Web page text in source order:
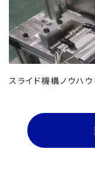
スライド機構ノウハ